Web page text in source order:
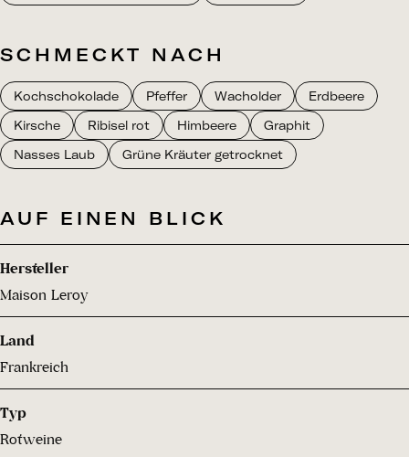
SCHMECKT NACH
Kochschokolade Pfeffer Wacholder
Erdbeere
Kirsche
Ribisel rot Himbeere
Graphit
Nasses Laub
Grüne Kräuter getrocknet
AUF EINEN BLICK
Hersteller
Maison Leroy
Land
Frankreich
Typ
Rotweine